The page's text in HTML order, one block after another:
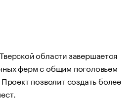
области завершается
ферм с общим поголовьем
позволит создать более